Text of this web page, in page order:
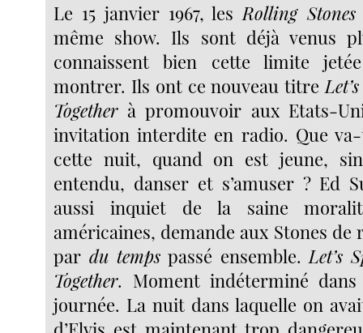
Le 15 janvier 1967, lesRolling Stones
même show. Ils sont déjà venus
connaissent bien cette limite
montrer. Ils ont ce nouveau titre
Togetherà promouvoir aux Etats-
invitation interdite en radio. Que
cette nuit, quand on est jeune,
entendu, danser et s’amuser ? Ed
aussi inquiet de la saine
américaines, demande aux Stones
par du tempspassé ensemble.Let’s
Together. Moment indéterminé dans
journée. La nuit dans laquelle on